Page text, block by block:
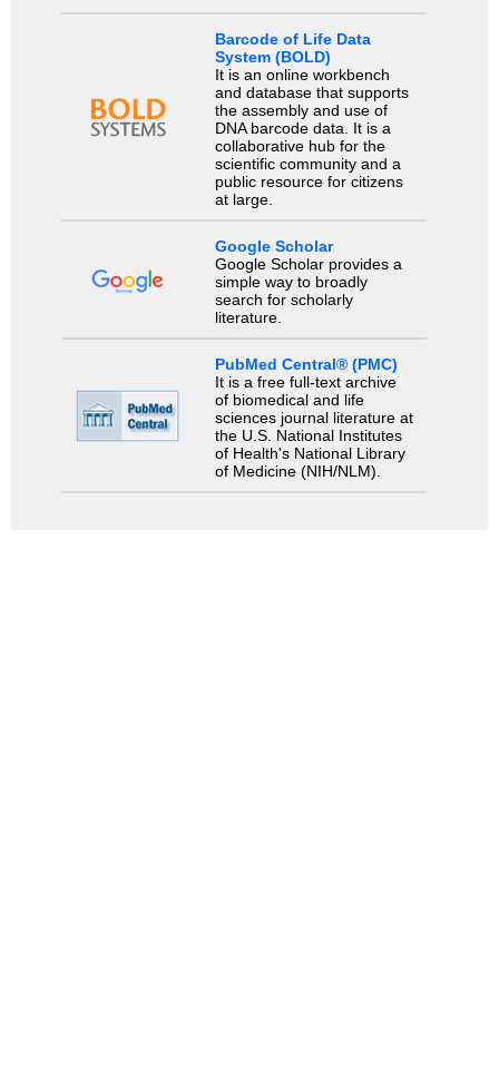
Barcode of Life Data
System (BOLD)
It is an online workbench
and database that supports
the assembly and use of
DNA barcode data. It is a
collaborative hub for the
scientific community and a
public resource for citizens
at large.
Google Scholar
Google Scholar provides a
simple way to broadly
search for scholarly
literature.
PubMed Central® (PMC)
It is a free full-text archive
of biomedical and life
sciences journal literature at
the U.S. National Institutes
of Health's National Library
of Medicine (NIH/NLM).